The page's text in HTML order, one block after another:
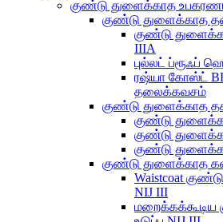
குண்டு துளைக்காத
குண்டு துளைக்காத
குண்டு
IIIA
புல்லட் ப்ரூஃப்
ரஷ்யா கோஸ்ட்
தலைக்கவசம்
குண்டு துளைக்காத
குண்டு
குண்டு
குண்டு
குண்டு துளைக்காத
Waistcoat
NIJ III
மறைக்கக்கூடிய